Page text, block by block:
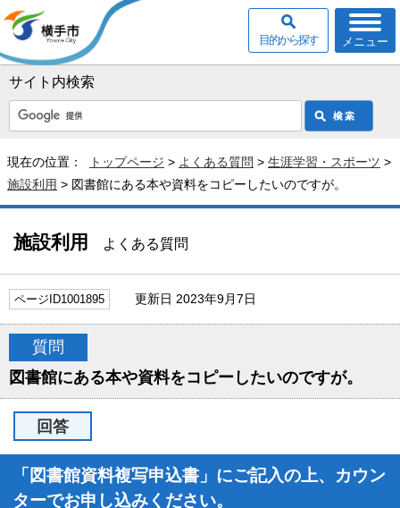
サイト内検索
メニュー
目的から探す
現在の位置： トップページ > よくある質問 > 生涯学習・スポーツ >
施設利用 > 図書館にある本や資料をコピーしたいのですが。
施設利用 よくある質問
ページID1001895 更新日 2023年9月7日
質問
図書館にある本や資料をコピーしたいのですが。
回答
「図書館資料複写申込書」にご記入の上、カウン
ターでお申し込みください。